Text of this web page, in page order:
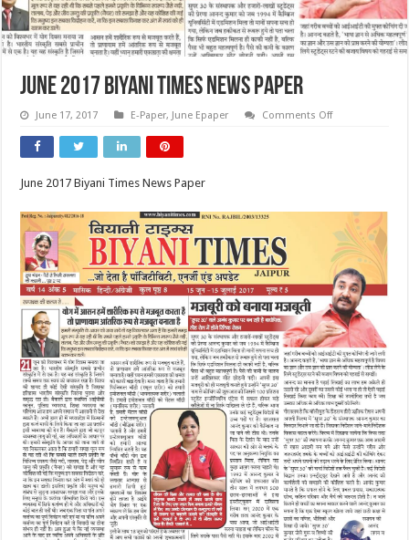
June 2017 Biyani Times News Paper
June 17, 2017 E-Paper, June Epaper Comments Offon
June 2017 Biyani Times News Paper